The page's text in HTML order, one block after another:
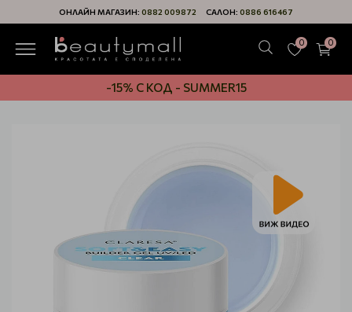
ОНЛАЙН МАГАЗИН: 0882 009872 САЛОН: 0886 616467
0 0
-15% С КОД - SUMMER15